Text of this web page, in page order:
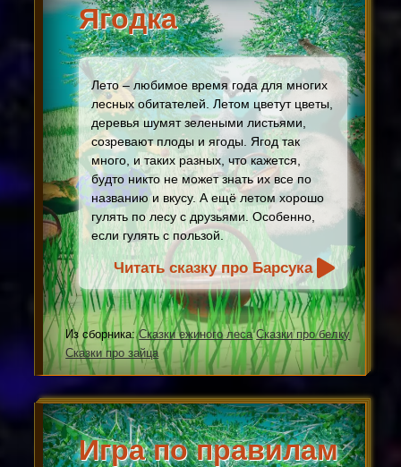
Ягодка
Лето – любимое время года для многих
лесных обитателей. Летом цветут цветы,
деревья шумят зелеными листьями,
созревают плоды и ягоды. Ягод так
много, и таких разных, что кажется,
будто никто не может знать их все по
названию и вкусу. А ещё летом хорошо
гулять по лесу с друзьями. Особенно,
если гулять с пользой.
Читать сказку про Барсука
Из сборника: Сказки ежиного леса Сказки про белку
Сказки про зайца
Игра по правилам